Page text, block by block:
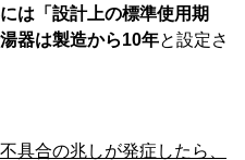
は「設計上の標準使用期
器は製造から10年と設定さ
具合の兆しが発症したら、